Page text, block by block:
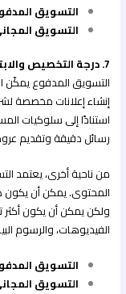
التسويق
التسويق
7. درجة التخصيص والابتكار
التسويق المدفوع
إنشاء إعلانات مخصصة
استنادًا إلى سلوكيات
رسائل دقيقة وتقديم
من ناحية أخرى، يعتمد
المحتوى. يمكن أن يكون
ولكن يمكن أن يكون أكثر
الفيديوهات، والرسوم
التسويق
التسويق